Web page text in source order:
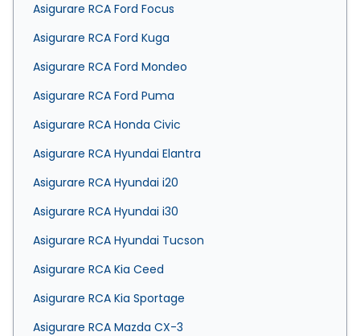
Asigurare RCA Ford Focus
Asigurare RCA Ford Kuga
Asigurare RCA Ford Mondeo
Asigurare RCA Ford Puma
Asigurare RCA Honda Civic
Asigurare RCA Hyundai Elantra
Asigurare RCA Hyundai i20
Asigurare RCA Hyundai i30
Asigurare RCA Hyundai Tucson
Asigurare RCA Kia Ceed
Asigurare RCA Kia Sportage
Asigurare RCA Mazda CX-3